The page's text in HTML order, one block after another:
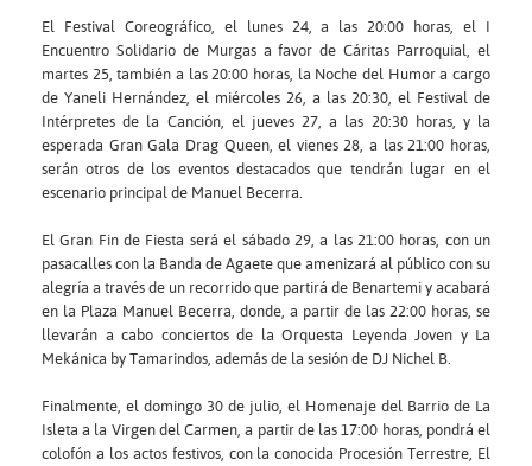
El Festival Coreográfico, el lunes 24, a las 20:00 horas, el I
Encuentro Solidario de Murgas a favor de Cáritas Parroquial, el
martes 25, también a las 20:00 horas, la Noche del Humor a cargo
de Yaneli Hernández, el miércoles 26, a las 20:30, el Festival de
Intérpretes de la Canción, el jueves 27, a las 20:30 horas, y la
esperada Gran Gala Drag Queen, el vienes 28, a las 21:00 horas,
serán otros de los eventos destacados que tendrán lugar en el
escenario principal de Manuel Becerra.
El Gran Fin de Fiesta será el sábado 29, a las 21:00 horas, con un
pasacalles con la Banda de Agaete que amenizará al público con su
alegría a través de un recorrido que partirá de Benartemi y acabará
en la Plaza Manuel Becerra, donde, a partir de las 22:00 horas, se
llevarán a cabo conciertos de la Orquesta Leyenda Joven y La
Mekánica by Tamarindos, además de la sesión de DJ Nichel B.
Finalmente, el domingo 30 de julio, el Homenaje del Barrio de La
Isleta a la Virgen del Carmen, a partir de las 17:00 horas, pondrá el
colofón a los actos festivos, con la conocida Procesión Terrestre, El